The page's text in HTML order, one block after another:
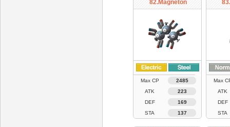
82.Magneton
Max CP
2485
ATK
223
DEF
169
STA
137
Max
ATK
DEF
STA